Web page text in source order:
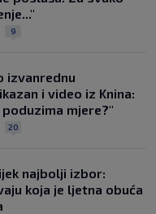
9
izvanrednu
i video iz Knina:
poduzima mjere?"
20
najbolji izbor:
koja je ljetna obuća